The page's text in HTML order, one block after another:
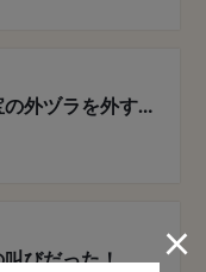
人生の足かせ 家宝の外ヅラを外すことが出来た
びだった！ ×